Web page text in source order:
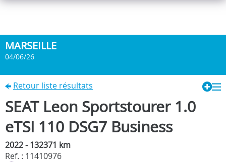
MARSEILLE
04/06/26
Retour liste résultats
SEAT Leon Sportstourer 1.0
eTSI 110 DSG7 Business
2022 - 132371 km
Ref. : 11410976